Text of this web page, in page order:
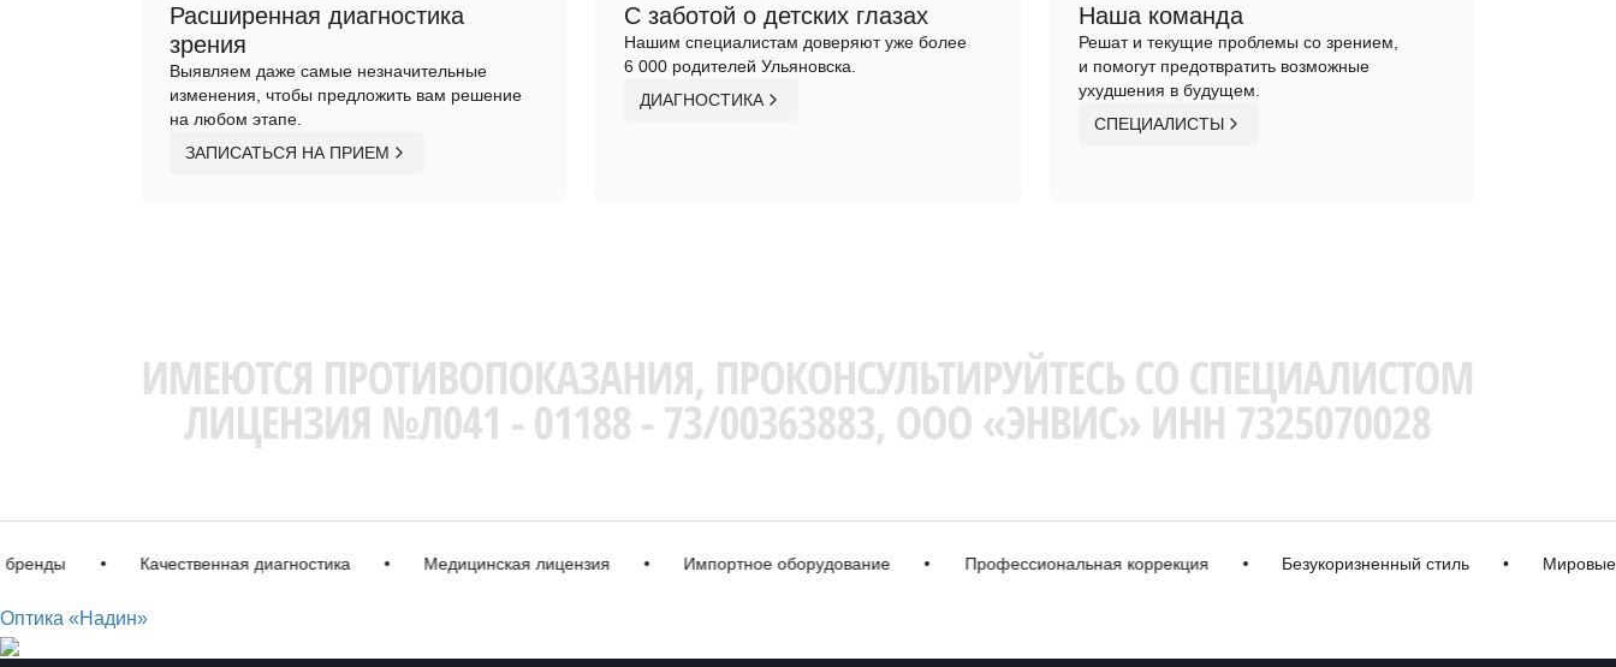
Расширенная диагностика
зрения
Выявляем даже самые незначительные
изменения, чтобы предложить вам решение
на любом этапе.
ЗАПИСАТЬСЯ НА ПРИЕМ
С заботой о детских глазах
Нашим специалистам доверяют уже более
6 000 родителей Ульяновска.
ДИАГНОСТИКА
Наша команда
Решат и текущие проблемы со зрением,
и помогут предотвратить возможные
ухудшения в будущем.
СПЕЦИАЛИСТЫ
• Качественная диагностика • Медицинская лицензия • Импортное оборудование • Профессиональная коррекция • Безукоризненный стиль • Мировые
Оптика «Надин»